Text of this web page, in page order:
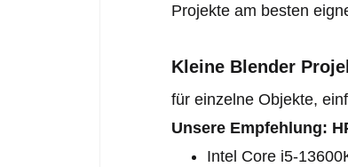
Projekte am besten
Kleine Blender
für einzelne Objekte,
Unsere Empfehlung:
Intel Core i5-